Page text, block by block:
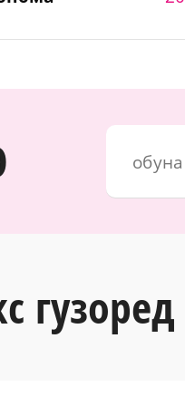
гузоред